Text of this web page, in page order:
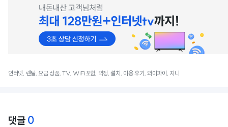
인터넷, 렌탈, 요금 상품, TV, WiFi포함, 약정, 설치, 이용 후기, 와이파이, 지니
댓글 0